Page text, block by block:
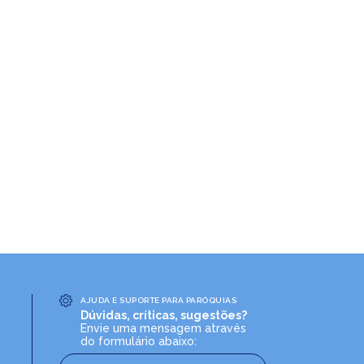
AJUDA E SUPORTE PARA PARÓQUIAS
Dúvidas, críticas, sugestões?
Envie uma mensagem através
do formulário abaixo: